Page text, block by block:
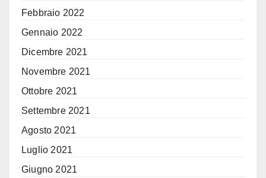
Febbraio 2022
Gennaio 2022
Dicembre 2021
Novembre 2021
Ottobre 2021
Settembre 2021
Agosto 2021
Luglio 2021
Giugno 2021